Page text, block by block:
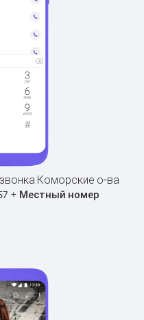
Коморские о-ва
+ Местный номер